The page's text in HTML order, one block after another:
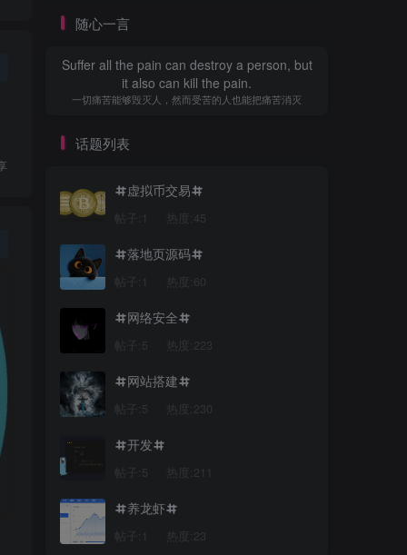
随心一言
Suffer all the pain can destroy a person, but
it also can kill the pain.
一切痛苦能够毁灭人，然而受苦的人也能把痛苦消灭
话题列表
虚拟币交易
帖子:1 热度:45
落地页源码
帖子:1 热度:60
网络安全
帖子:5 热度:223
网站搭建
帖子:5 热度:230
开发
帖子:5 热度:211
养龙虾
帖子:1 热度:23